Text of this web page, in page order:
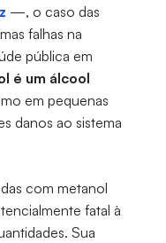
—, o caso das
falhas na
pública em
é um álcool
em pequenas
danos ao sistema
com metanol
fatal à
Sua